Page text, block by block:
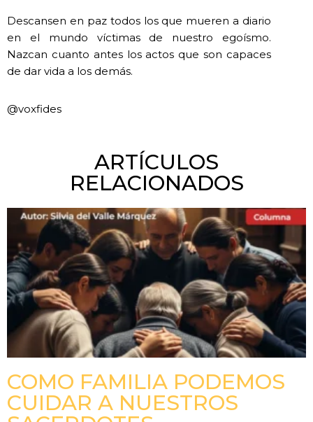
Descansen en paz todos los que mueren a diario
en el mundo víctimas de nuestro egoísmo.
Nazcan cuanto antes los actos que son capaces
de dar vida a los demás.
@voxfides
ARTÍCULOS
RELACIONADOS
COMO FAMILIA PODEMOS
CUIDAR A NUESTROS